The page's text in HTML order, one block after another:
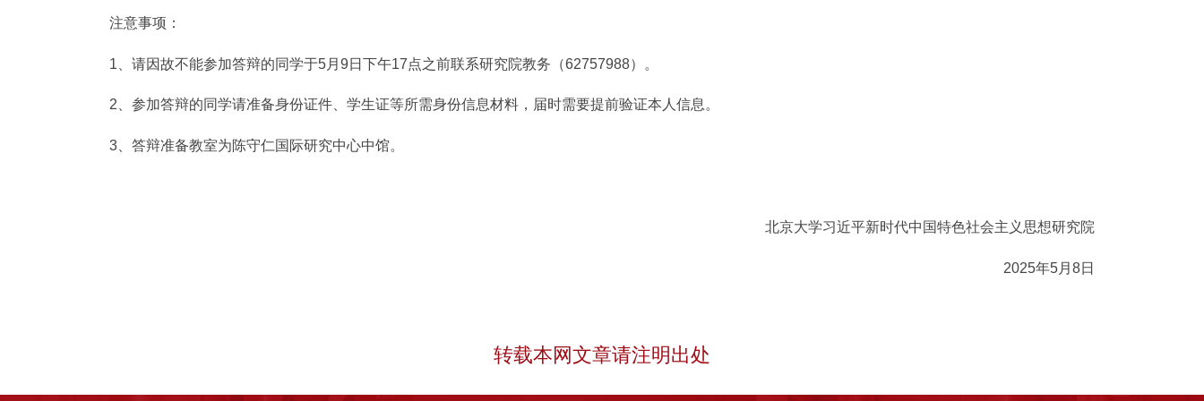
注意事项：
1、请因故不能参加答辩的同学于5月9日下午17点之前联系研究院教务（62757988）。
2、参加答辩的同学请准备身份证件、学生证等所需身份信息材料，届时需要提前验证本人信息。
3、答辩准备教室为陈守仁国际研究中心中馆。
北京大学习近平新时代中国特色社会主义思想研究院
2025年5月8日
转载本网文章请注明出处